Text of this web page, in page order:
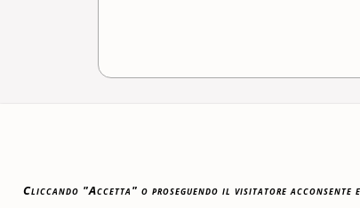
Cliccando "Accetta" o proseguendo il visitatore
Fondazione Teatri di Piacenza ©